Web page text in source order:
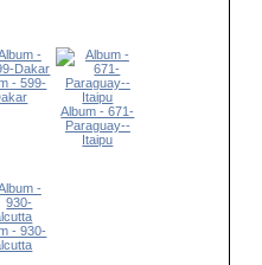
- 599-
Album - 671-
Paraguay--
Itaipu
- 930-